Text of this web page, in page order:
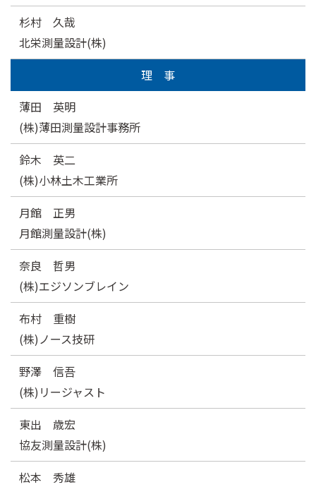
杉村 久哉
北栄測量設計(株)
理 事
薄田 英明
(株)薄田測量設計事務所
鈴木 英二
(株)小林土木工業所
月館 正男
月館測量設計(株)
奈良 哲男
(株)エジソンブレイン
布村 重樹
(株)ノース技研
野澤 信吾
(株)リージャスト
東出 歳宏
協友測量設計(株)
松本 秀雄